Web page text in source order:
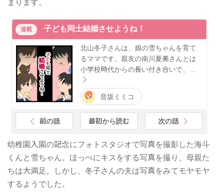
まります。
連載 子ども同士結婚させようね！
北山冬子さんは、娘の雪ちゃんを育て
るママです。親友の南川夏美さんとは
小学校時代からの長い付き合いで、…
音坂ミミコ
前の話 最初から読む 次の話
幼稚園入園の記念にフォトスタジオで写真を撮影した海斗
くんと雪ちゃん。ほっぺにキスをする写真を撮り、母親た
ちは大満足。しかし、冬子さんの夫は写真をみてモヤモヤ
するようでした。